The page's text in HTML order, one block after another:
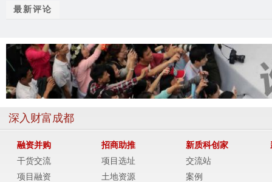
最新评论
深入财富成都
融资并购
干货交流
项目融资
招商助推
项目选址
土地资源
新质科创家
交流站
案例